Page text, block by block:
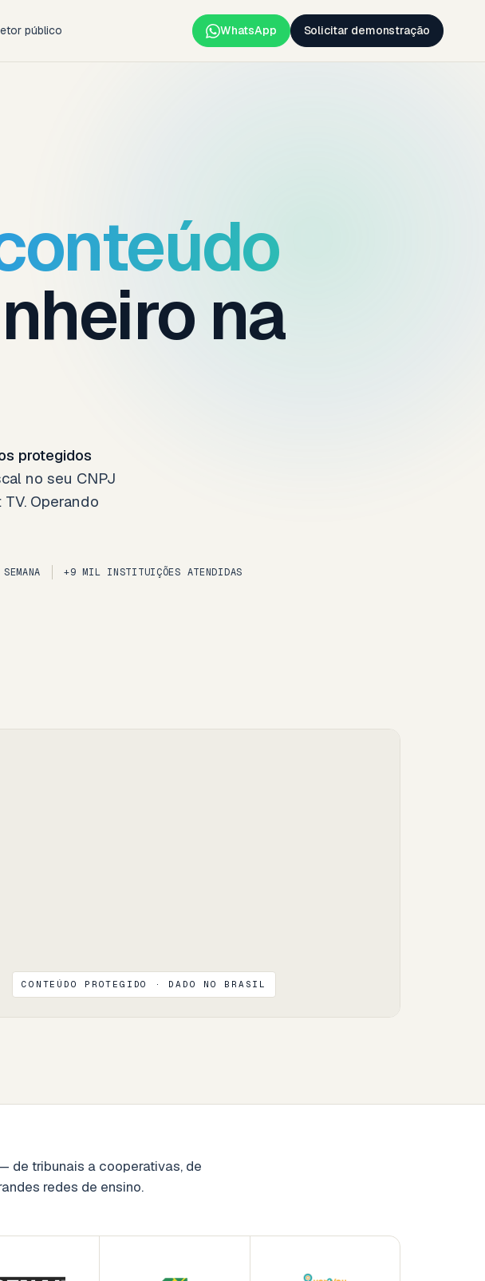
público WhatsApp Solicitar demonstração
na
protegidos
no seu CNPJ
Operando
+9 MIL INSTITUIÇÕES ATENDIDAS
CONTEÚDO PROTEGIDO · DADO NO BRASIL
de tribunais a cooperativas, de
redes de ensino.